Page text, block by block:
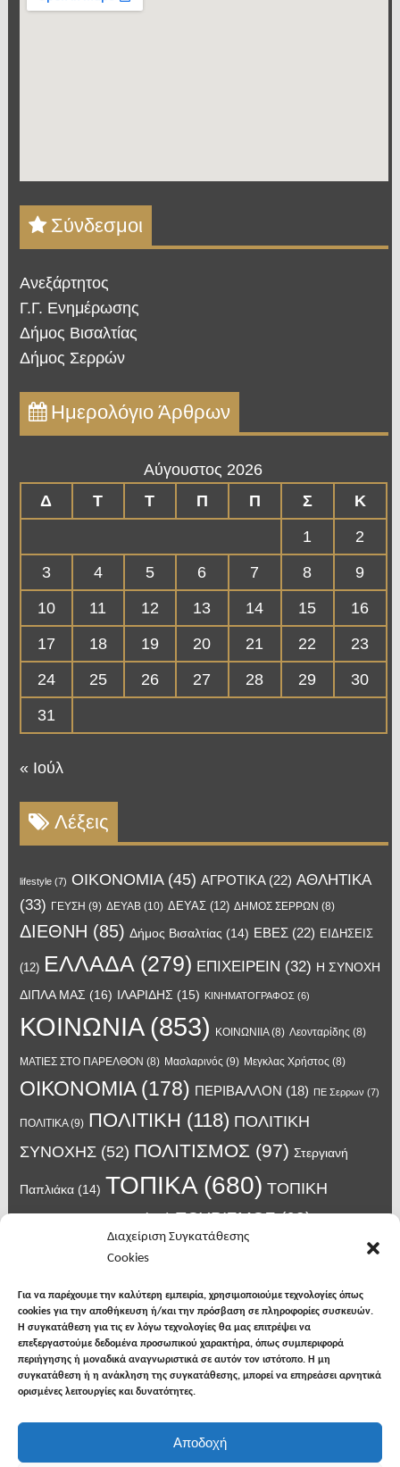
Διαχείριση Συγκατάθεσης
Cookies
Για να παρέχουμε την καλύτερη εμπειρία, χρησιμοποιούμε τεχνολογίες όπως
cookies για την αποθήκευση ή/και την πρόσβαση σε πληροφορίες συσκευών.
Η συγκατάθεση για τις εν λόγω τεχνολογίες θα μας επιτρέψει να
επεξεργαστούμε δεδομένα προσωπικού χαρακτήρα, όπως συμπεριφορά
περιήγησης ή μοναδικά αναγνωριστικά σε αυτόν τον ιστότοπο. Η μη
συγκατάθεση ή η ανάκληση της συγκατάθεσης, μπορεί να επηρεάσει αρνητικά
ορισμένες λειτουργίες και δυνατότητες.
Αποδοχή
Σύνδεσμοι
Ανεξάρτητος
Γ.Γ. Ενημέρωσης
Δήμος Βισαλτίας
Δήμος Σερρών
Ημερολόγιο Άρθρων
Αύγουστος 2026
Δ
Τ Τ Π Π Σ
Κ
1
2
3
4 5 6 7 8
9
10
11 12 13 14 15
16
17
18 19 20 21 22
23
24
25 26 27 28 29
30
31
« Ιούλ
Λέξεις
lifestyle(7) OIKONOMIA(45) ΑΓΡΟΤΙΚΑ(22) ΑΘΛΗΤΙΚΑ
(33) ΓΕΥΣΗ (9) ΔΕΥΑΒ(10) ΔΕΥΑΣ(12) ΔΗΜΟΣ ΣΕΡΡΩΝ (8)
ΔΙΕΘΝΗ (85) Δήμος Βισαλτίας (14) ΕΒΕΣ(22) ΕΙΔΗΣΕΙΣ
(12) ΕΛΛΑΔΑ(279) ΕΠΙΧΕΙΡΕΙΝ (32) Η ΣΥΝΟΧΗ
ΔΙΠΛΑ ΜΑΣ (16) ΙΛΑΡΙΔΗΣ (15) ΚΙΝΗΜΑΤΟΓΡΑΦΟΣ (6)
ΚΟΙΝΩΝΙΑ(853) ΚΟΙΝΩΝΙΙΑ(8) Λεονταρίδης (8)
ΜΑΤΙΕΣ ΣΤΟ ΠΑΡΕΛΘΟΝ (8) Μασλαρινός (9) Μεγκλας Χρήστος (8)
ΟΙΚΟΝΟΜΙΑ(178) ΠΕΡΙΒΑΛΛΟΝ (18) ΠΕ Σερρων (7)
ΠΟΛΙΤΙΚΑ(9) ΠΟΛΙΤΙΚΗ (118) ΠΟΛΙΤΙΚΗ
ΣΥΝΟΧΗΣ(52) ΠΟΛΙΤΙΣΜΟΣ (97) Στεργιανή
Παπλιάκα(14) ΤΟΠΙΚΑ(680) ΤΟΠΙΚΗ
ΑΥΤΟΔΙΟΙΚΗΣΗ(45) ΤΟΥΡΙΣΜΟΣ(63)
(14) Χατζηβασιλειου
κρούσματα κορονοϊού(18) λαϊκή Νιγρίτας(13) νοσοκομείο Σερρών
σπυροπουλος(7) υγεια(148)